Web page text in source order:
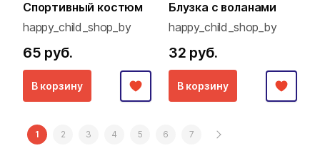
Спортивный костюм
happy_child_shop_by
65 руб.
В корзину
Блузка с воланами
happy_child_shop_by
32 руб.
В корзину
1 2 3 4 5 6 7